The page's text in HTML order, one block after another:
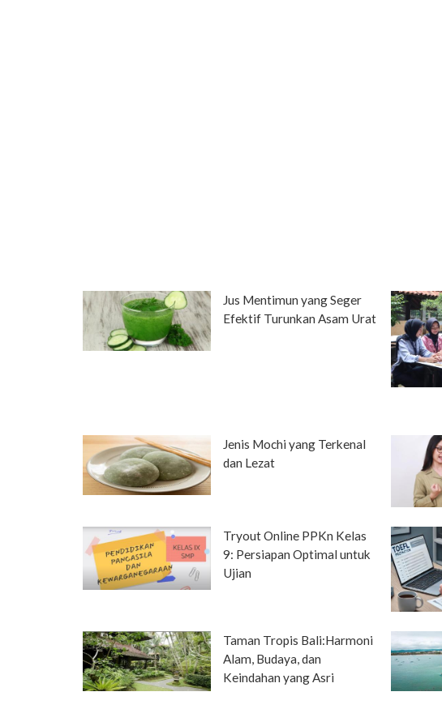
Jus Mentimun yang Seger
Efektif Turunkan Asam Urat
Jenis Mochi yang Terkenal
dan Lezat
Tryout Online PPKn Kelas
9: Persiapan Optimal untuk
Ujian
Taman Tropis Bali:Harmoni
Alam, Budaya, dan
Keindahan yang Asri